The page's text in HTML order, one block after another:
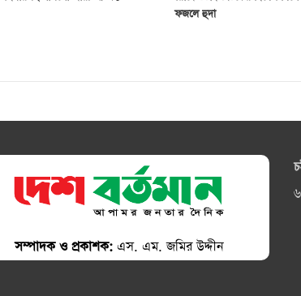
ফজলে হুদা
সম্পাদক ও প্রকাশক: এস. এম. জমির উদ্দীন